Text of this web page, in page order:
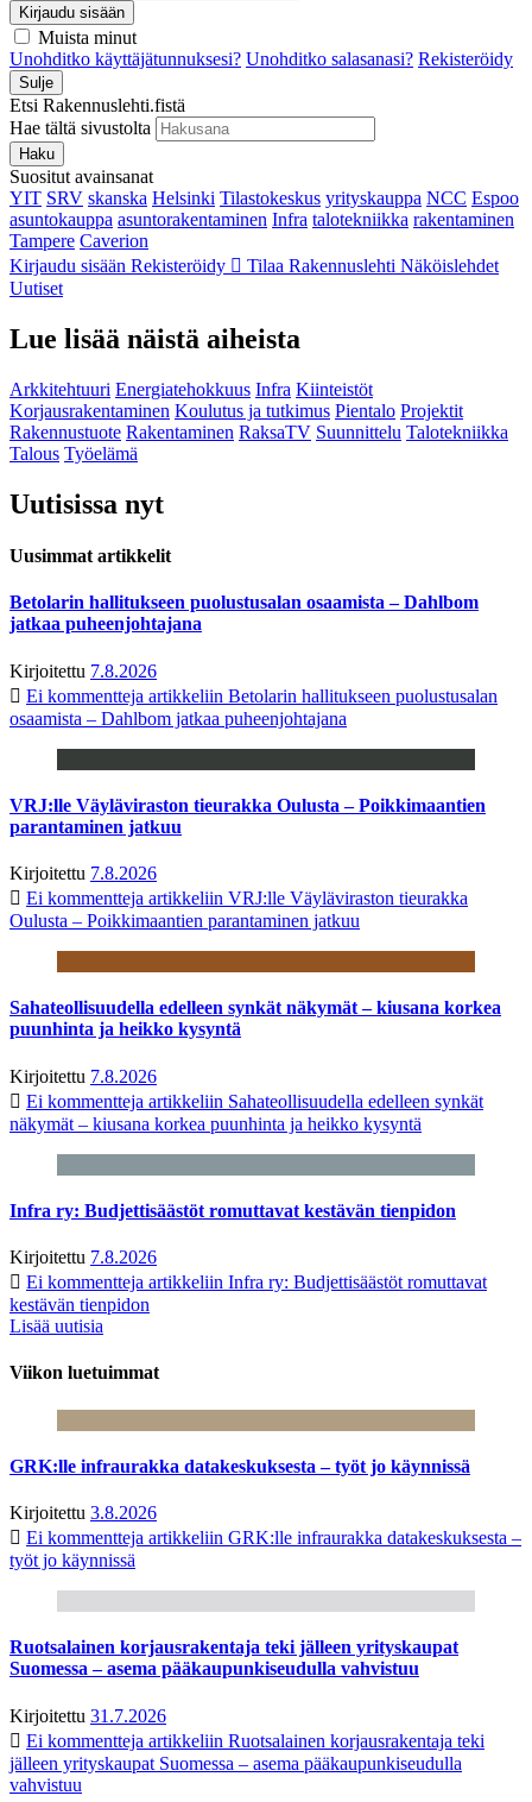
Kirjaudu sisään
Muista minut
Unohditko käyttäjätunnuksesi? Unohditko salasanasi? Rekisteröidy
Sulje
Etsi Rakennuslehti.fistä
Hae tältä sivustolta
Haku
Suositut avainsanat
YIT SRV skanska Helsinki Tilastokeskus yrityskauppa NCC Espoo
asuntokauppa asuntorakentaminen Infra talotekniikka rakentaminen
Tampere Caverion
Kirjaudu sisään Rekisteröidy Tilaa Rakennuslehti Näköislehdet
Uutiset
Lue lisää näistä aiheista
Arkkitehtuuri Energiatehokkuus Infra Kiinteistöt
Korjausrakentaminen Koulutus ja tutkimus Pientalo Projektit
Rakennustuote Rakentaminen RaksaTV Suunnittelu Talotekniikka
Talous Työelämä
Uutisissa nyt
Uusimmat artikkelit
Betolarin hallitukseen puolustusalan osaamista – Dahlbom
jatkaa puheenjohtajana
Kirjoitettu 7.8.2026
Ei kommentteja artikkeliin Betolarin hallitukseen puolustusalan
osaamista – Dahlbom jatkaa puheenjohtajana
VRJ:lle Väyläviraston tieurakka Oulusta – Poikkimaantien
parantaminen jatkuu
Kirjoitettu 7.8.2026
Ei kommentteja artikkeliin VRJ:lle Väyläviraston tieurakka
Oulusta – Poikkimaantien parantaminen jatkuu
Sahateollisuudella edelleen synkät näkymät – kiusana korkea
puunhinta ja heikko kysyntä
Kirjoitettu 7.8.2026
Ei kommentteja artikkeliin Sahateollisuudella edelleen synkät
näkymät – kiusana korkea puunhinta ja heikko kysyntä
Infra ry: Budjettisäästöt romuttavat kestävän tienpidon
Kirjoitettu 7.8.2026
Ei kommentteja artikkeliin Infra ry: Budjettisäästöt romuttavat
kestävän tienpidon
Lisää uutisia
Viikon luetuimmat
GRK:lle infraurakka datakeskuksesta – työt jo käynnissä
Kirjoitettu 3.8.2026
Ei kommentteja artikkeliin GRK:lle infraurakka datakeskuksesta –
työt jo käynnissä
Ruotsalainen korjausrakentaja teki jälleen yrityskaupat
Suomessa – asema pääkaupunkiseudulla vahvistuu
Kirjoitettu 31.7.2026
Ei kommentteja artikkeliin Ruotsalainen korjausrakentaja teki
jälleen yrityskaupat Suomessa – asema pääkaupunkiseudulla
vahvistuu